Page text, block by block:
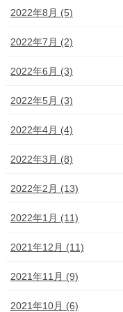
2022年8月 (5)
2022年7月 (2)
2022年6月 (3)
2022年5月 (3)
2022年4月 (4)
2022年3月 (8)
2022年2月 (13)
2022年1月 (11)
2021年12月 (11)
2021年11月 (9)
2021年10月 (6)